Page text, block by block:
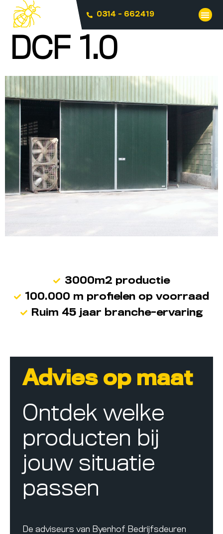
0314 - 662419
DCF 1.0
3000m2 productie
100.000 m profielen op voorraad
Ruim 45 jaar branche-ervaring
Advies op maat
Ontdek welke
producten bij
jouw situatie
passen
De adviseurs van Byenhof Bedrijfsdeuren